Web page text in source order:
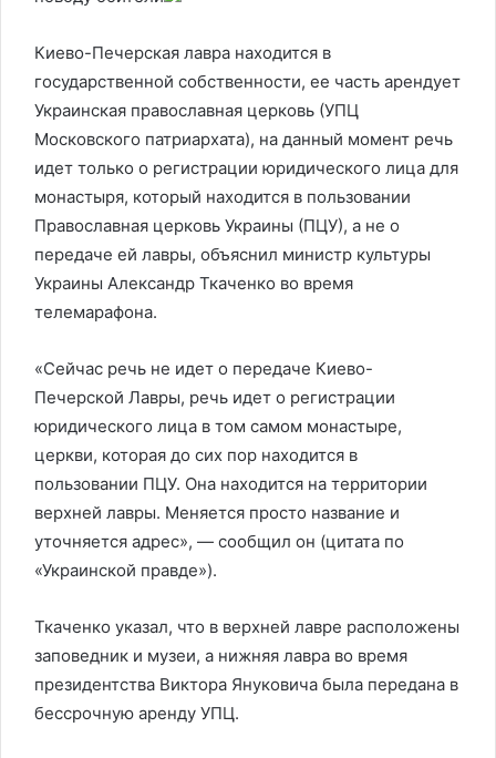
Киево-Печерская лавра находится в
государственной собственности, ее часть арендует
Украинская православная церковь (УПЦ
Московского патриархата), на данный момент речь
идет только о регистрации юридического лица для
монастыря, который находится в пользовании
Православная церковь Украины (ПЦУ), а не о
передаче ей лавры, объяснил министр культуры
Украины Александр Ткаченко во время
телемарафона.
«Сейчас речь не идет о передаче Киево-
Печерской Лавры, речь идет о регистрации
юридического лица в том самом монастыре,
церкви, которая до сих пор находится в
пользовании ПЦУ. Она находится на территории
верхней лавры. Меняется просто название и
уточняется адрес», — сообщил он (цитата по
«Украинской правде»).
Ткаченко указал, что в верхней лавре расположены
заповедник и музеи, а нижняя лавра во время
президентства Виктора Януковича была передана в
бессрочную аренду УПЦ.